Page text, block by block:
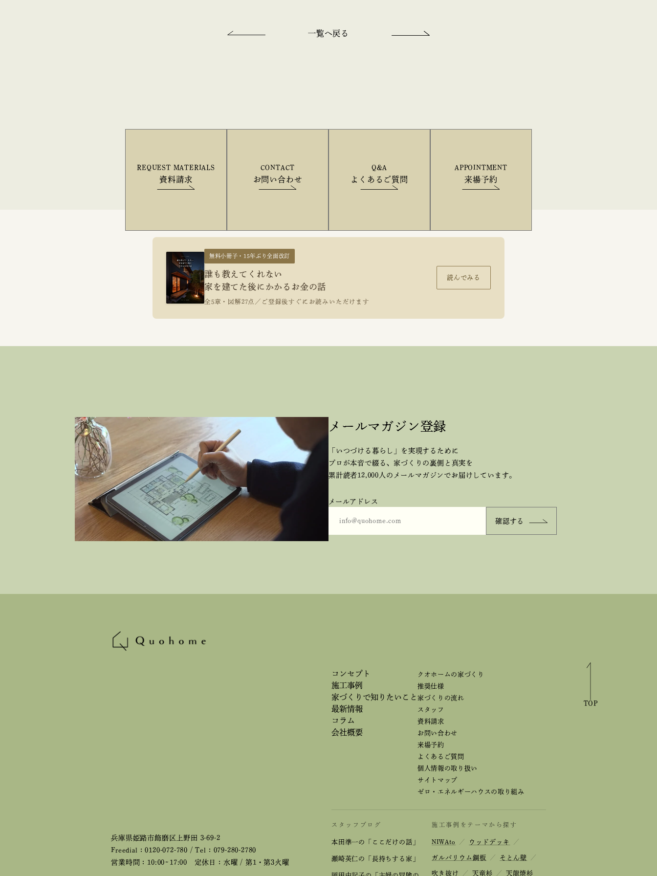
一覧へ戻る
REQUEST MATERIALS
資料請求
CONTACT
お問い合わせ
Q&A
よくあるご質問
APPOINTMENT
来場予約
無料小冊子・15年ぶり全面改訂
誰も教えてくれない
家を建てた後にかかるお金の話
全5章・図解27点／ご登録後すぐにお読みいただけます
読んでみる
メールマガジン登録
「いつづける暮らし」を実現するために
プロが本音で綴る、家づくりの裏側と真実を
累計読者12,000人のメールマガジンでお届けしています。
メールアドレス
兵庫県姫路市飾磨区上野田 3-69-2
Freedial：0120-072-780 / Tel：079-280-2780
営業時間：10:00~17:00 定休日：水曜 / 第1・第3火曜
コンセプト
施工事例
家づくりで知りたいこと
最新情報
コラム
会社概要
クオホームの家づくり
推奨仕様
家づくりの流れ
スタッフ
資料請求
お問い合わせ
来場予約
よくあるご質問
個人情報の取り扱い
サイトマップ
ゼロ・エネルギーハウスの取り組み
スタッフブログ
本田準一の「ここだけの話」
瀬崎英仁の「長持ちする家」
施工事例をテーマから探す
NIWAto ／ ウッドデッキ ／
ガルバリウム鋼板 ／ そとん壁 ／
吹き抜け ／ 天竜杉 ／ 天龍焼杉
TOP